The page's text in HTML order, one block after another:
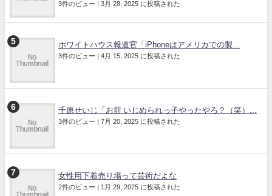
3件のビュー 3月 28, 2025 に投稿された
ホワイトハウス報道官「iPhoneはアメリカでの製...
3件のビュー 4月 15, 2025 に投稿された
千原せいじ「お前 いじめられっ子やったやろ？（笑）...
3件のビュー 7月 20, 2025 に投稿された
女性用下着売り場って芸術だよな
2件のビュー 1月 29, 2025 に投稿された